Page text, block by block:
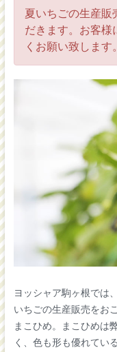
夏いちごの生産販
だきます。お客様
くお願い致します。
ヨッシャア駒ヶ根では
いちごの生産販売をお
まこひめ。まこひめは
く、色も形も優れてい